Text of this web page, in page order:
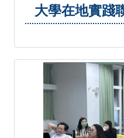
大學在地實踐